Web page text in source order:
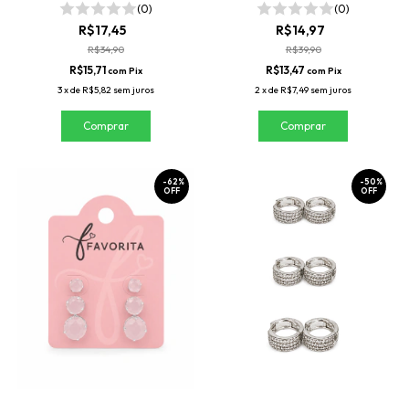
(0)
R$17,45
R$34,90
R$15,71com Pix
3xde R$5,82 sem juros
(0)
R$14,97
R$39,90
R$13,47 com Pix
2xde R$7,49 sem juros
-62%
OFF
-50%
OFF